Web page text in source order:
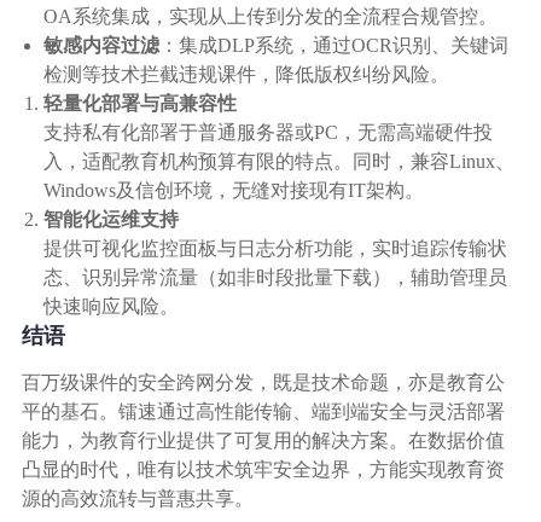
OA系统集成，实现从上传到分发的全流程合规管控。
敏感内容过滤：集成DLP系统，通过OCR识别、关键词
检测等技术拦截违规课件，降低版权纠纷风险。
轻量化部署与高兼容性
支持私有化部署于普通服务器或PC，无需高端硬件投
入，适配教育机构预算有限的特点。同时，兼容Linux、
Windows及信创环境，无缝对接现有IT架构。
智能化运维支持
提供可视化监控面板与日志分析功能，实时追踪传输状
态、识别异常流量（如非时段批量下载），辅助管理员
快速响应风险。
结语
百万级课件的安全跨网分发，既是技术命题，亦是教育公
平的基石。镭速通过高性能传输、端到端安全与灵活部署
能力，为教育行业提供了可复用的解决方案。在数据价值
凸显的时代，唯有以技术筑牢安全边界，方能实现教育资
源的高效流转与普惠共享。